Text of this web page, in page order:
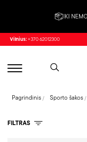
IKI
Vilnius: +370 62012300
FILTRAS
Pagrindinis Sporto šakos